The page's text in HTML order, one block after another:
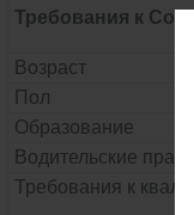
Требования к
Возраст
Пол
Образование
Водительские права
Требования к